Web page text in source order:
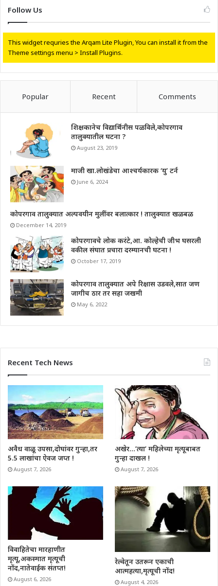
Follow Us
This widget requries the Arqam Lite Plugin, You can install it from the
Theme settings menu > Install Plugins.
Popular Recent Comments
शिक्षकानेच विद्यार्थिनीस पळविले,कोपरगाव
तालुक्यातील घटना ?
August 23, 2019
माजी खा.लोखंडेचा आश्चर्यकारक ‘यु’ टर्न
June 6, 2024
कोपरगाव तालुक्यात अल्पवयीन मुलींवर बलात्कार ! तालुक्यात खळबळ
December 14, 2019
कोपरगावचे लोक करंटे,आ. कोल्हेची जीभ घसरली
वकील संघात प्रचारा दरम्यानची घटना !
October 17, 2019
कोपरगाव तालुक्यात अपे रिक्षास उडवले,सात जण
जागीच ठार तर सहा जखमी
May 6, 2022
Recent Tech News
अवैध वाळू उपसा,दोघांवर गुन्हा,तर
5.5 लाखांचा ऐवज जप्त !
August 7, 2026
अखेर…’त्या’ महिलेच्या मृत्यूबाबत
गुन्हा दाखल !
August 7, 2026
विवाहितेचा मारहाणीत
मृत्यू,अकस्मात मृत्यूची
नोंद,नातेवाईक संतप्त!
August 6, 2026
रेल्वेतून उतरून एकाची
आत्महत्या,मृत्यूची नोंद!
August 4, 2026